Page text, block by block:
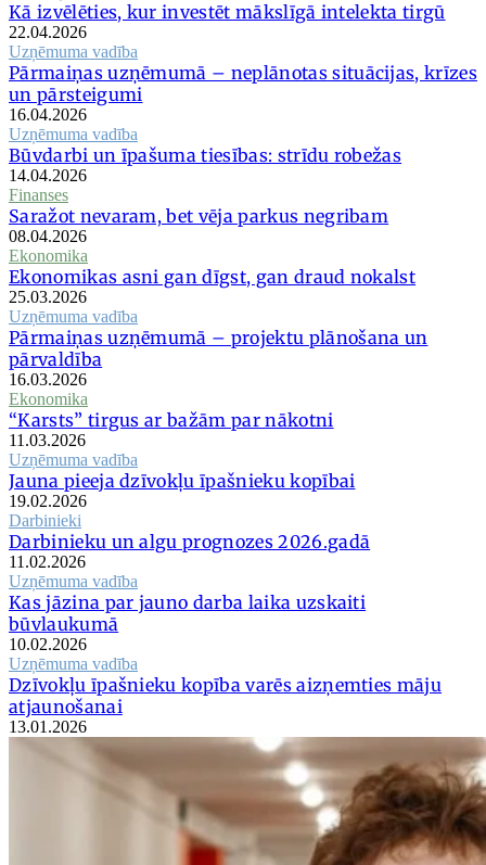
Kā izvēlēties, kur investēt mākslīgā intelekta tirgū
22.04.2026
Uzņēmuma vadība
Pārmaiņas uzņēmumā – neplānotas situācijas, krīzes
un pārsteigumi
16.04.2026
Uzņēmuma vadība
Būvdarbi un īpašuma tiesības: strīdu robežas
14.04.2026
Finanses
Saražot nevaram, bet vēja parkus negribam
08.04.2026
Ekonomika
Ekonomikas asni gan dīgst, gan draud nokalst
25.03.2026
Uzņēmuma vadība
Pārmaiņas uzņēmumā – projektu plānošana un
pārvaldība
16.03.2026
Ekonomika
“Karsts” tirgus ar bažām par nākotni
11.03.2026
Uzņēmuma vadība
Jauna pieeja dzīvokļu īpašnieku kopībai
19.02.2026
Darbinieki
Darbinieku un algu prognozes 2026.gadā
11.02.2026
Uzņēmuma vadība
Kas jāzina par jauno darba laika uzskaiti
būvlaukumā
10.02.2026
Uzņēmuma vadība
Dzīvokļu īpašnieku kopība varēs aizņemties māju
atjaunošanai
13.01.2026